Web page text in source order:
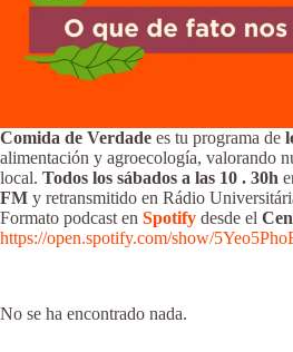
Comida de Verdade es tu programa de
alimentación y agroecología, valorando
local. Todos los sábados a las 10 . 30h
FM y retransmitido en Rádio
Formato podcast en Spotify desde el
https://open.spotify.com/show/
No se ha encontrado nada.